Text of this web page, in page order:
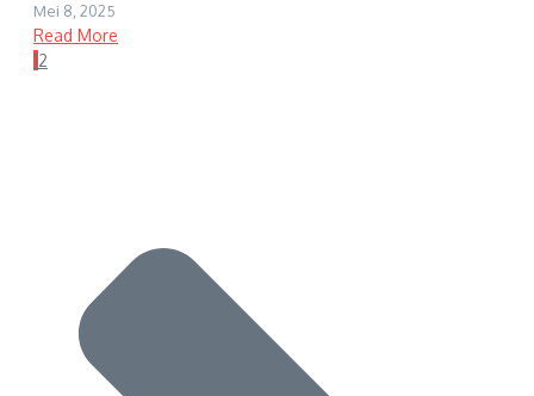
Mei 8, 2025
Read More
12